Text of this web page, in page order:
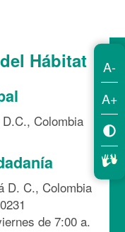
Hábitat
Colombia
D. C., Colombia
de 7:00 a.
A-
A+